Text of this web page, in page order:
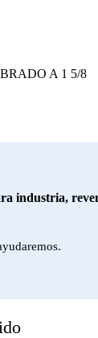
A 1 5/8
industria,